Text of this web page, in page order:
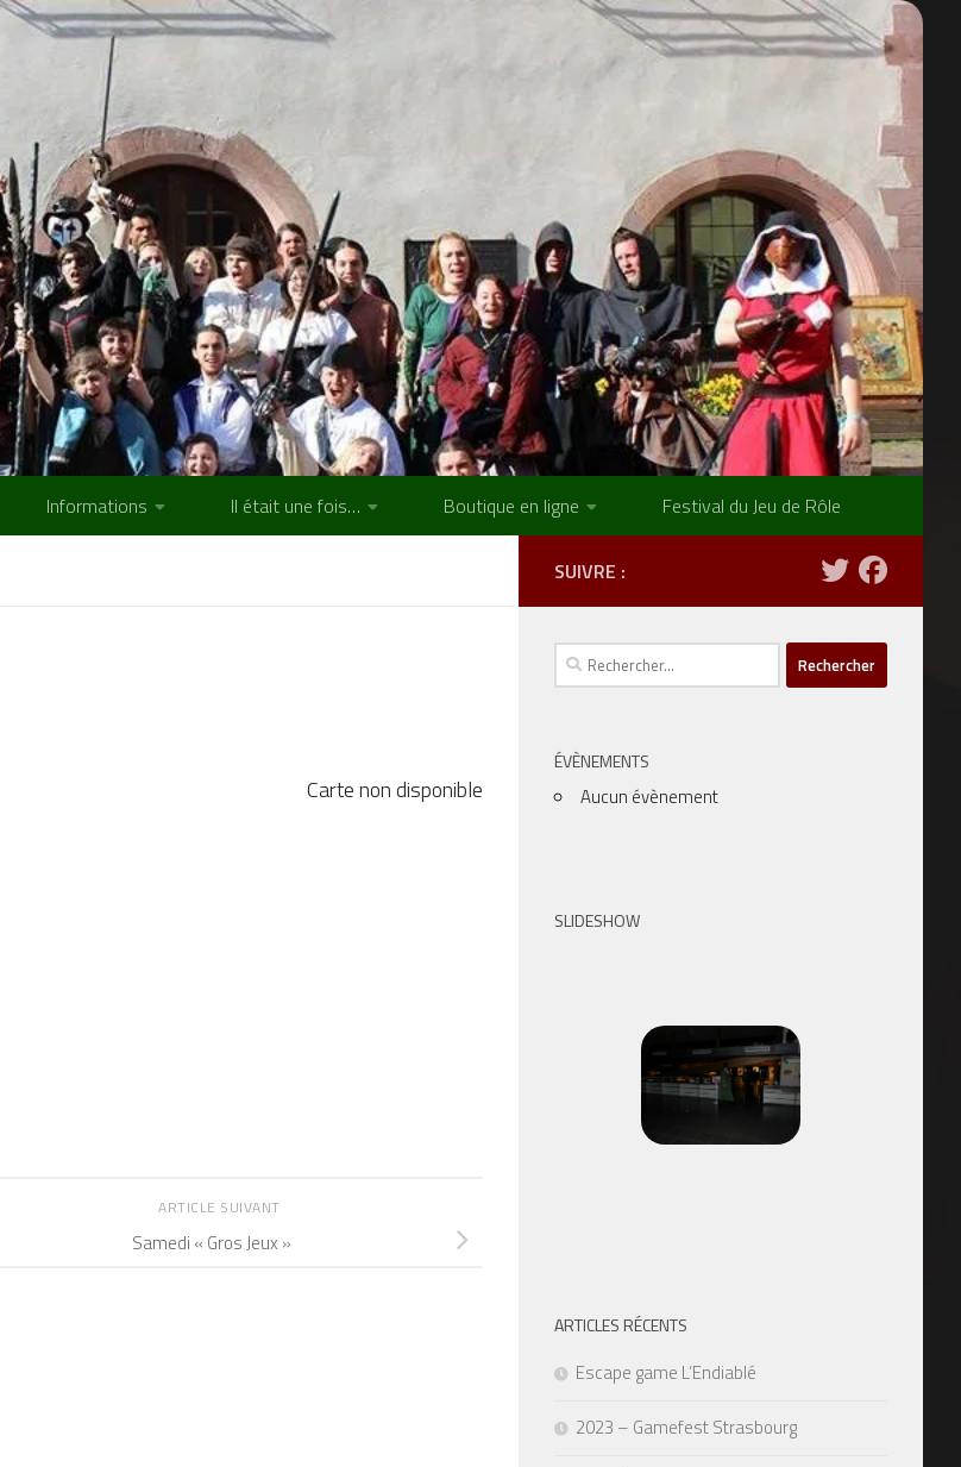
Informations Il était une fois… Boutique en ligne Festival du Jeu de Rôle
Carte non disponible
ARTICLE SUIVANT
Samedi « Gros Jeux »
SUIVRE :
Rechercher :
ÉVÈNEMENTS
Aucun évènement
SLIDESHOW
ARTICLES RÉCENTS
Escape game L’Endiablé
2023 – Gamefest Strasbourg